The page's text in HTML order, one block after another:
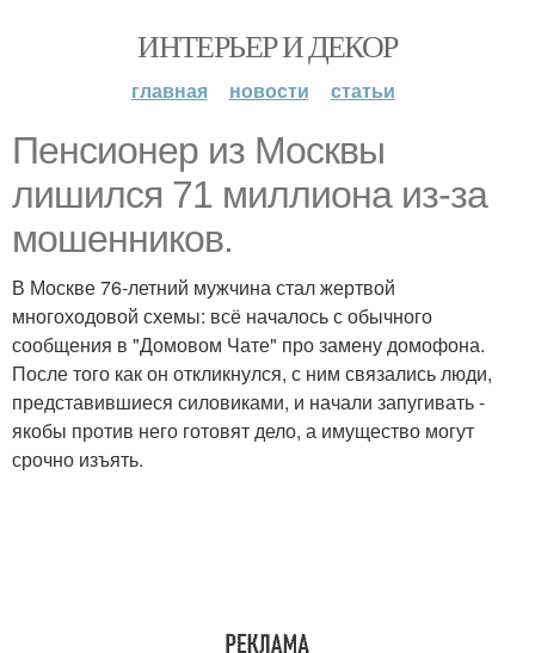
ИНТЕРЬЕР И ДЕКОР
главная новости статьи
Пенсионер из Москвы
лишился 71 миллиона из-за
мошенников.
В Москве 76-летний мужчина стал жертвой
многоходовой схемы: всё началось с обычного
сообщения в "Домовом Чате" про замену домофона.
После того как он откликнулся, с ним связались люди,
представившиеся силовиками, и начали запугивать -
якобы против него готовят дело, а имущество могут
срочно изъять.